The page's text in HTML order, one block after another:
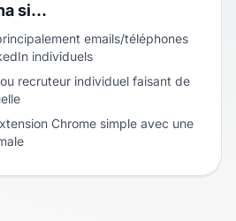
si…
emails/téléphones
individuels
recruteur individuel faisant de
Chrome simple avec une